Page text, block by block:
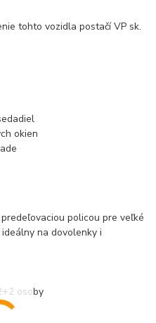
tohto vozidla postačí VP sk.
okien
policou pre veľké
na dovolenky i
osoby